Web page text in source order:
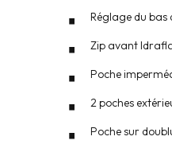
Réglage du bas
Zip avant
Poche
2 poches
Poche sur